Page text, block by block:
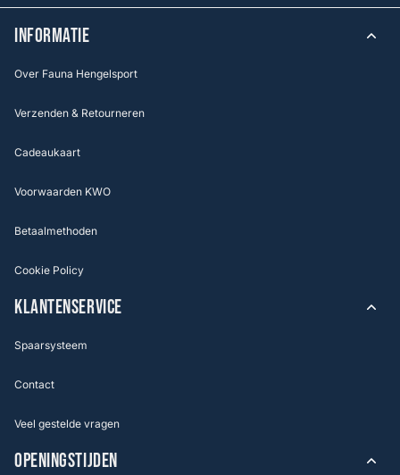
INFORMATIE
Over Fauna Hengelsport
Verzenden & Retourneren
Cadeaukaart
Voorwaarden KWO
Betaalmethoden
Cookie Policy
KLANTENSERVICE
Spaarsysteem
Contact
Veel gestelde vragen
OPENINGSTIJDEN